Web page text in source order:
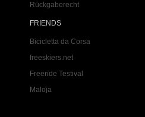
Rückgaberecht
FRIENDS
Bicicletta da Corsa
freeskiers.net
Freeride Testival
Maloja